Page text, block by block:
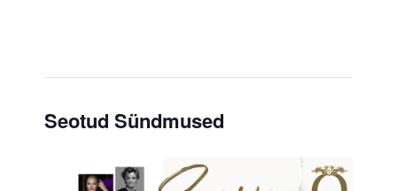
Seotud Sündmused